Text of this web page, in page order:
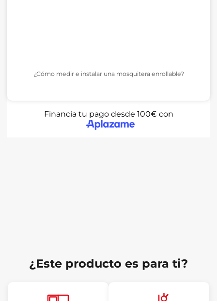
¿Cómo medir e instalar una mosquitera enrollable?
Financia tu pago desde 100€ con
¿Este producto es para ti?